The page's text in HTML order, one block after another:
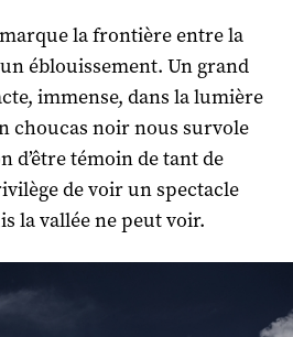
la frontière entre la
éblouissement. Un grand
immense, dans la lumière
choucas noir nous survole
d’être témoin de tant de
de voir un spectacle
la vallée ne peut voir.